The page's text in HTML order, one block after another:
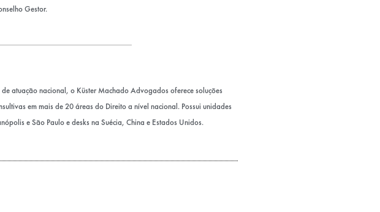
Gestor.
atuação nacional, o Küster Machado Advogados oferece soluções
em mais de 20 áreas do Direito a nível nacional. Possui unidades
e São Paulo e desks na Suécia, China e Estados Unidos.